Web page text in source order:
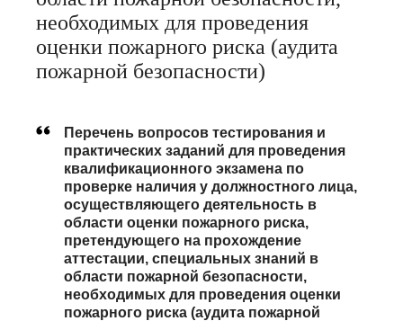
необходимых для проведения
оценки пожарного риска (аудита
пожарной безопасности)
Перечень вопросов тестирования и
практических заданий для проведения
квалификационного экзамена по
проверке наличия у должностного лица,
осуществляющего деятельность в
области оценки пожарного риска,
претендующего на прохождение
аттестации, специальных знаний в
области пожарной безопасности,
необходимых для проведения оценки
пожарного риска (аудита пожарной